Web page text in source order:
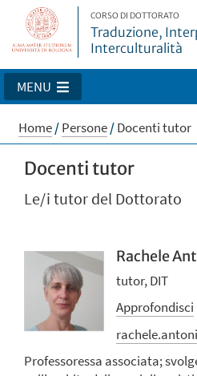
CORSO DI DOTTORATO
Traduzione,
Interculturalità
MENU
Home/Persone/Docenti tutor
Docenti tutor
Le/i tutor del Dottorato
Rachele
tutor, DIT
Approfondisci
Professoressa associata;